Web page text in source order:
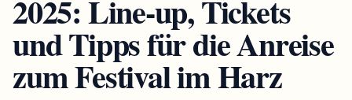
2025: Line-up, Tickets
und Tipps für die Anreise
zum Festival im Harz